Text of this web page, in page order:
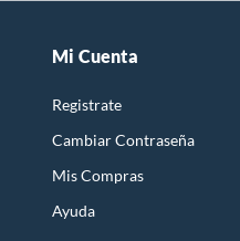
Mi Cuenta
Registrate
Cambiar Contraseña
Mis Compras
Ayuda